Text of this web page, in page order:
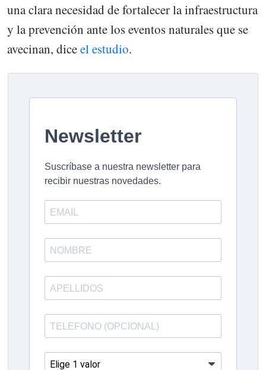
una clara necesidad de fortalecer la infraestructura
y la prevención ante los eventos naturales que se
avecinan, diceel estudio.